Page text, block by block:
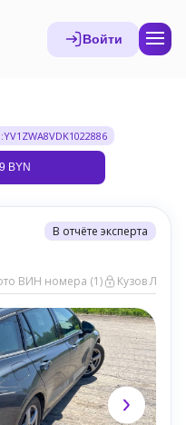
Войти
BYN
В отчёте эксперта
ВИН номера (1) Кузов ЛКП